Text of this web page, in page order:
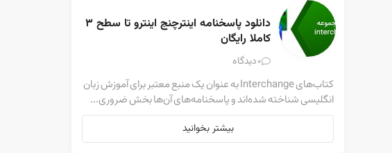
کاملا رایگان
0 دیدگاه
کتاب‌های Interchange به عنوان یک منبع معتبر برای آموزش زبان
انگلیسی شناخته شده‌اند و پاسخنامه‌های آن‌ها بخش ضروری...
بیشتر بخوانید